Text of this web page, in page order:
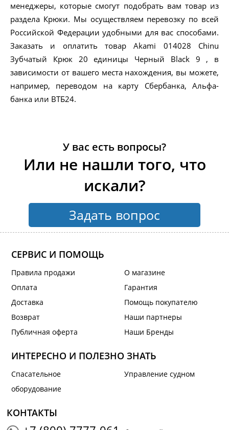
менеджеры, которые смогут подобрать вам товар из
раздела Крюки. Мы осуществляем перевозку по всей
Российской Федерации удобными для вас способами.
Заказать и оплатить товар Akami 014028 Chinu
Зубчатый Крюк 20 единицы Черный Black 9 , в
зависимости от вашего места нахождения, вы можете,
например, переводом на карту Сбербанка, Альфа-
банка или ВТБ24.
У вас есть вопросы?
Или не нашли того, что
искали?
Задать вопрос
СЕРВИС И ПОМОЩЬ
Правила продажи
Оплата
Доставка
Возврат
Публичная оферта
О магазине
Гарантия
Помощь покупателю
Наши партнеры
Наши Бренды
ИНТЕРЕСНО И ПОЛЕЗНО ЗНАТЬ
Спасательное
оборудование
Управление судном
КОНТАКТЫ